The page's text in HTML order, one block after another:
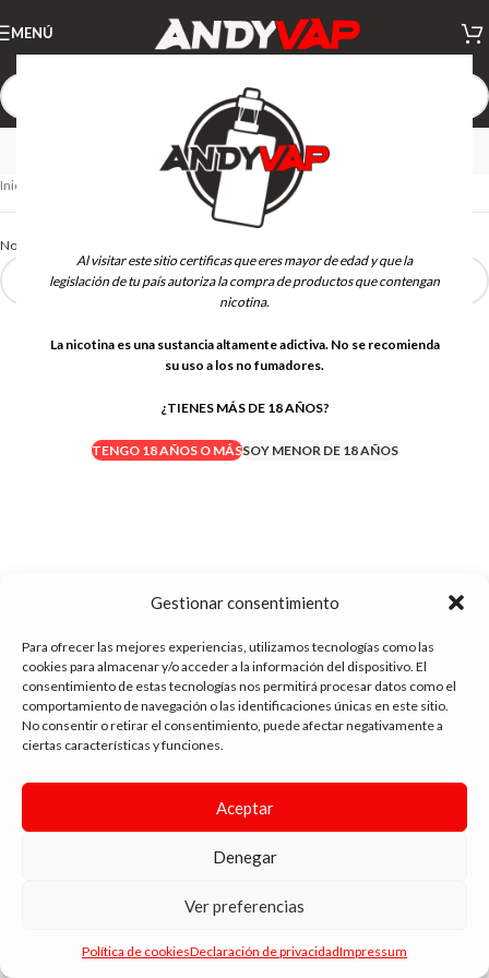
Al visitar este sitio certificas que eres mayor de edad y que la
legislación de tu país autoriza la compra de productos que contengan
nicotina.
La nicotina es una sustancia altamente adictiva. No se recomienda
su uso a los no fumadores.
¿TIENES MÁS DE 18 AÑOS?
TENGO 18 AÑOS O MÁSSOY MENOR DE 18 AÑOS
Gestionar consentimiento
Para ofrecer las mejores experiencias, utilizamos tecnologías como las
cookies para almacenar y/o acceder a la información del dispositivo. El
consentimiento de estas tecnologías nos permitirá procesar datos como el
comportamiento de navegación o las identificaciones únicas en este sitio.
No consentir o retirar el consentimiento, puede afectar negativamente a
ciertas características y funciones.
Aceptar
Denegar
Ver preferencias
Política de cookiesDeclaración de privacidadImpressum
MENÚ
HEART OF YBOR
Inicio
No se han encontrado productos que coincidan con tu selección.
tienda vapeo málaga
CONTACTO
SIGUE NAVEGANDO